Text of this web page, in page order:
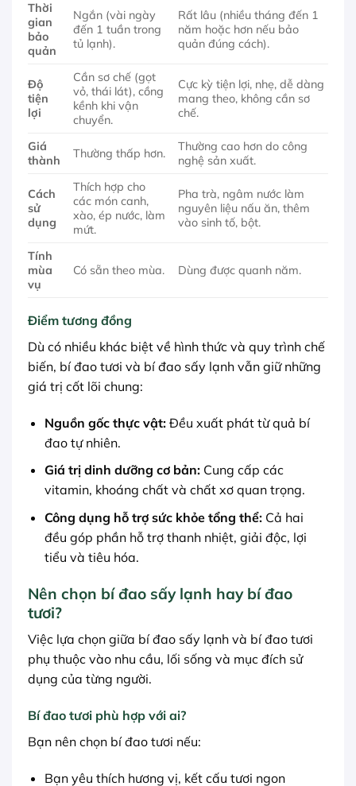
Thời
gian
bảo
quản
Ngắn (vài ngày
đến 1 tuần trong
tủ lạnh).
Rất lâu (nhiều tháng đến 1
năm hoặc hơn nếu bảo
quản đúng cách).
Độ
tiện
lợi
Cần sơ chế (gọt
vỏ, thái lát), cồng
kềnh khi vận
chuyển.
Cực kỳ tiện lợi, nhẹ, dễ dàng
mang theo, không cần sơ
chế.
Giá
thành
Thường thấp hơn.
Thường cao hơn do công
nghệ sản xuất.
Cách
sử
dụng
Thích hợp cho
các món canh,
xào, ép nước, làm
mứt.
Pha trà, ngâm nước làm
nguyên liệu nấu ăn, thêm
vào sinh tố, bột.
Tính
mùa
vụ
Có sẵn theo mùa. Dùng được quanh năm.
Điểm tương đồng
Dù có nhiều khác biệt về hình thức và quy trình chế
biến, bí đao tươi và bí đao sấy lạnh vẫn giữ những
giá trị cốt lõi chung:
Nguồn gốc thực vật:Đều xuất phát từ quả bí
đao tự nhiên.
Giá trị dinh dưỡng cơ bản:Cung cấp các
vitamin, khoáng chất và chất xơ quan trọng.
Công dụng hỗ trợ sức khỏe tổng thể:Cả hai
đều góp phần hỗ trợ thanh nhiệt, giải độc, lợi
tiểu và tiêu hóa.
Nên chọn bí đao sấy lạnh hay bí đao
tươi?
Việc lựa chọn giữa bí đao sấy lạnh và bí đao tươi
phụ thuộc vào nhu cầu, lối sống và mục đích sử
dụng của từng người.
Bí đao tươi phù hợp với ai?
Bạn nên chọn bí đao tươi nếu:
Bạn yêu thích hương vị, kết cấu tươi ngon